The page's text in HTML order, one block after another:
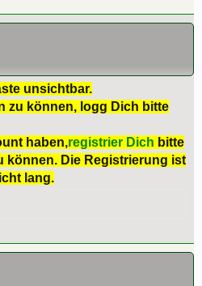
unsichtbar.
zu können, logg Dich bitte
haben,registrier Dich bitte
können. Die Registrierung ist
lang.